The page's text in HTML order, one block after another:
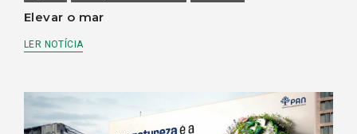
Elevar o mar
LER NOTÍCIA